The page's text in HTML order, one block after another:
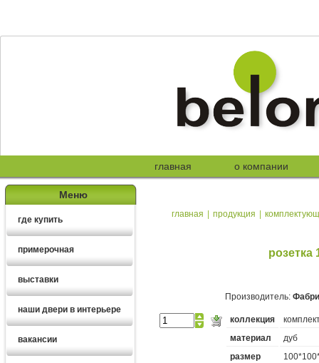
главная о компании
Меню
где купить
примерочная
выставки
наши двери в интерьере
вакансии
главная | продукция |
розетка
Производитель:
коллекция
материал
дуб
размер